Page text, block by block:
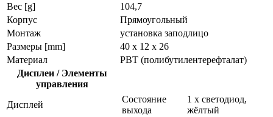
Вес [g]
104,7
Корпус
Прямоугольный
Монтаж
установка заподлицо
Размеры [mm]
40 x 12 x 26
Материал
PBT (полибутилентерефталат)
Дисплеи / Элементы
управления
Дисплей
Состояние
выхода
1 x светодиод,
жёлтый